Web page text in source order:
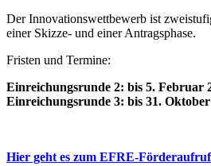
Der Innovationswettbewerb ist
einer Skizze- und einer Antragsphase.
Fristen und Termine:
Einreichungsrunde 2: bis 5. Februar
Einreichungsrunde 3: bis 31. Oktober
Hier geht es zum EFRE-